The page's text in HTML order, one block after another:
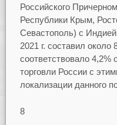
Российского
Республики Крым,
Севастополь) с
2021 г. составил
соответствовало 4,2%
торговли России с
локализации данного
8